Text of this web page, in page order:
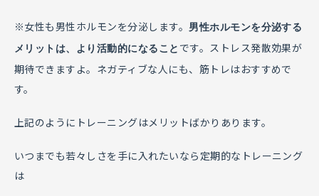
※女性も男性ホルモンを分泌します。
男性ホルモンを分泌する
メリットは、より活動的になること です。ストレス発散効果が
期待できますよ。ネガティブな人にも、筋トレはおすすめで
す。
上記のようにトレーニングはメリットばかりあります。
いつまでも若々しさを手に入れたいなら定期的なトレーニング
は